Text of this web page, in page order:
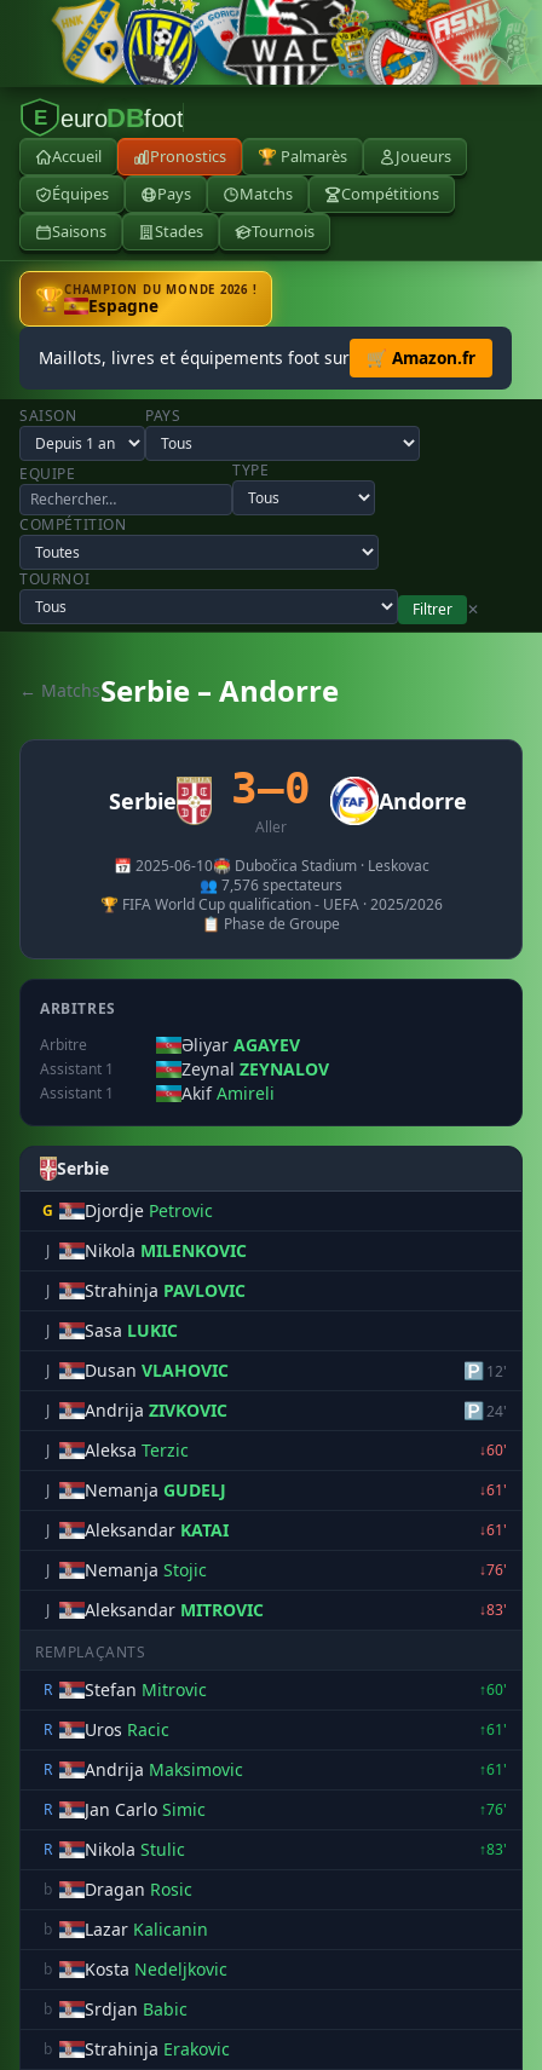
E euroDBfoot
Accueil Pronostics 🏆 Palmarès
Joueurs
Équipes
Pays Matchs
Compétitions
Saisons
Stades Tournois
🏆CHAMPION DU MONDE 2026 !
Espagne
Maillots, livres et équipements foot sur 🛒 Amazon.fr
SAISON PAYS
EQUIPE TYPE
COMPÉTITION
TOURNOI
Filtrer
✕
← MatchsSerbie – Andorre
Serbie 3–0
Aller
Andorre
📅 2025-06-10🏟️ Dubočica Stadium · Leskovac
👥 7,576 spectateurs
🏆 FIFA World Cup qualification - UEFA · 2025/2026
📋 Phase de Groupe
ARBITRES
Arbitre
Əliyar AGAYEV
Assistant 1 Zeynal ZEYNALOV
Assistant 1 AkifAmireli
Serbie
G Djordje Petrovic
J Nikola MILENKOVIC
J Strahinja PAVLOVIC
J Sasa LUKIC
J Dusan VLAHOVIC 🅿12'
J
Andrija ZIVKOVIC 🅿24'
J
Aleksa Terzic
↓60'
J
Nemanja GUDELJ
↓61'
J
Aleksandar KATAI
↓61'
J
Nemanja Stojic
↓76'
J
Aleksandar MITROVIC ↓83'
REMPLAÇANTS
R
Stefan Mitrovic
↑60'
R
Uros Racic
↑61'
R
Andrija Maksimovic
↑61'
R
Jan Carlo Simic
↑76'
R
Nikola Stulic
↑83'
b
Dragan Rosic
b Lazar Kalicanin
b Kosta Nedeljkovic
b Srdjan Babic
b Strahinja Erakovic